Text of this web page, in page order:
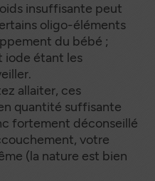
insuffisante peut
oligo-éléments
du bébé ;
iode étant les
allaiter, ces
quantité suffisante
fortement déconseillé
votre
(la nature est bien